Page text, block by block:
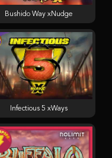
Infectious 5 xWays
Bushido Way xNudge